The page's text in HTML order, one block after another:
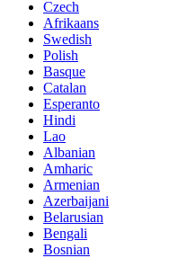
Czech
Afrikaans
Swedish
Polish
Basque
Catalan
Esperanto
Hindi
Lao
Albanian
Amharic
Armenian
Azerbaijani
Belarusian
Bengali
Bosnian